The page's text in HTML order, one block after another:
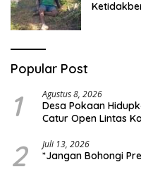
Popular Post
1 Agustus 8, 2026
Desa Pokaan
Catur Open Lintas
2 Juli 13, 2026
*Jangan Bohongi